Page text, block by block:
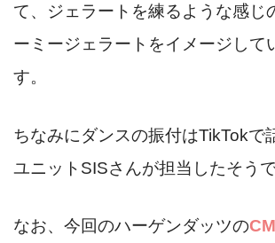
て、ジェラートを練るような感じ
ーミージェラートをイメージして
す。
ちなみにダンスの振付はTikTokで
ユニットSISさんが担当したそうで
なお、今回のハーゲンダッツの